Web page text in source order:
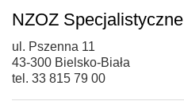
NZOZ
ul. Pszenna 11
43-300 Bielsko-Biała
tel. 33 815 79 00